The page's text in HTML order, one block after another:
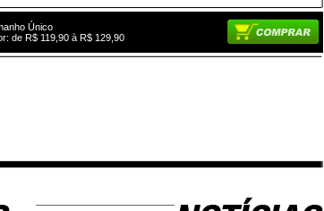
Único
de R$ 119,90 à R$ 129,90